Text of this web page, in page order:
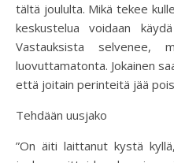
tältä joululta. Mikä tekee
keskustelua voidaan
Vastauksista selvenee,
luovuttamatonta. Jokainen
että joitain perinteitä jää
Tehdään uusjako
”On äiti laittanut kystä